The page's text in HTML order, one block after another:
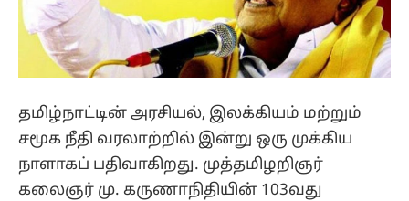
தமிழ்நாட்டின் அரசியல், இலக்கியம் மற்றும்
சமூக நீதி வரலாற்றில் இன்று ஒரு முக்கிய
நாளாகப் பதிவாகிறது. முத்தமிழறிஞர்
கலைஞர் மு. கருணாநிதியின் 103வது